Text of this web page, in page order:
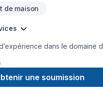
de maison
dans le domaine
connaît l’importance de
C’est pourquoi nous savons
ou commercial de
une soumission